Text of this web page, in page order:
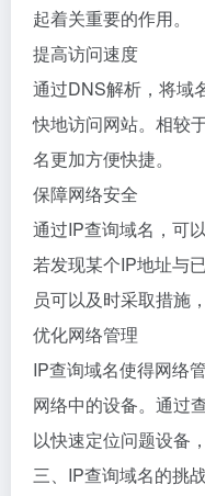
起着关重要的作用。
提高访问速度
通过DNS解析，将域
快地访问网站。相较
名更加方便快捷。
保障网络安全
通过IP查询域名，可
若发现某个IP地址与
员可以及时采取措施
优化网络管理
IP查询域名使得网络
网络中的设备。通过
以快速定位问题设备
三、IP查询域名的挑